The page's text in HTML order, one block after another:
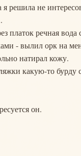
решила не
платок речная
- вылил орк на
натирал кожу.
какую-то бурду
он.